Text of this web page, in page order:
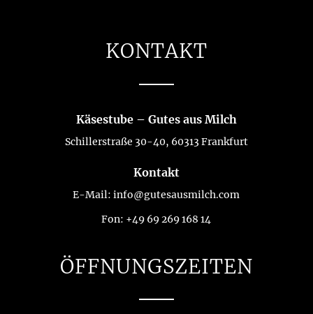
KONTAKT
Käsestube – Gutes aus Milch
Schillerstraße 30-40, 60313 Frankfurt
Kontakt
E-Mail:info@gutesausmilch.com
Fon: +49 69 269 168 14
ÖFFNUNGSZEITEN